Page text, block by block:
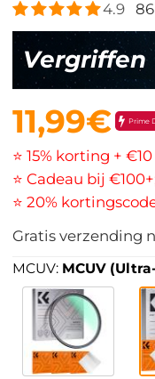
4.9 86
Vergriffen
11,99€ Prime
⭐ 15% korting +
⭐ Cadeau bij
⭐ 20%
Gratis verzending
MCUV: MCUV